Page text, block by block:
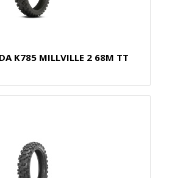
K785 MILLVILLE 2 68M TT